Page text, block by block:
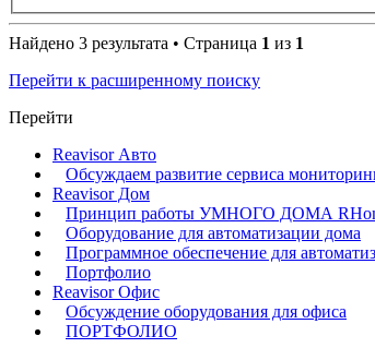
Найдено 3 результата • Страница 1 из 1
Перейти к расширенному поиску
Перейти
Reavisor Авто
Обсуждаем развитие сервиса
Reavisor Дом
Принцип работы УМНОГО ДОМА
Оборудование для автоматизации дома
Программное обеспечение для
Портфолио
Reavisor Офис
Обсуждение оборудования для офиса
ПОРТФОЛИО